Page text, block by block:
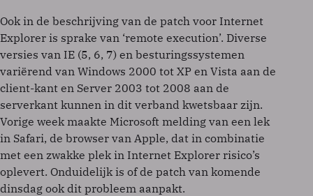
Ook in de beschrijving van de patch voor Internet
Explorer is sprake van ‘remote execution’. Diverse
versies van IE (5, 6, 7) en besturingssystemen
variërend van Windows 2000 tot XP en Vista aan de
client-kant en Server 2003 tot 2008 aan de
serverkant kunnen in dit verband kwetsbaar zijn.
Vorige week maakte Microsoft melding van een lek
in Safari, de browser van Apple, dat in combinatie
met een zwakke plek in Internet Explorer risico’s
oplevert. Onduidelijk is of de patch van komende
dinsdag ook dit probleem aanpakt.